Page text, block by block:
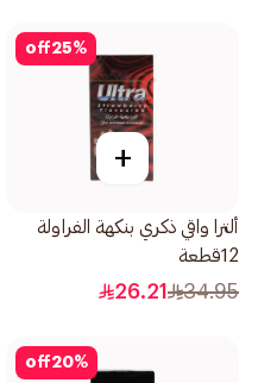
25%
off
+
ألترا واقي ذكري بنكهة الفراولة
12قطعة
34.95
26.21
20%
off